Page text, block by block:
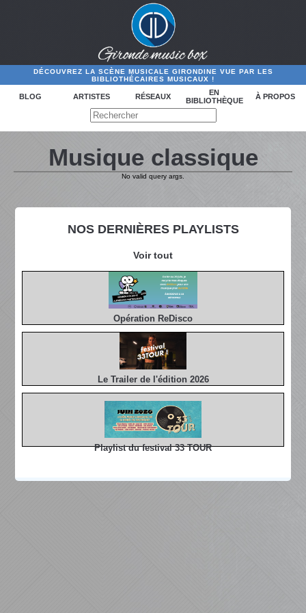
DÉCOUVREZ LA SCÈNE MUSICALE GIRONDINE VUE PAR LES
BIBLIOTHÉCAIRES MUSICAUX !
BLOG ARTISTES RÉSEAUX
EN
BIBLIOTHÈQUE
À PROPOS
NOS DERNIÈRES PLAYLISTS
Voir tout
Opération ReDisco
Le Trailer de l'édition 2026
Playlist du festival 33 TOUR
Musique classique
No valid query args.